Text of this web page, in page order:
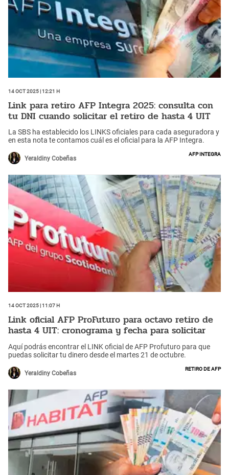
14 Oct 2025 | 12:21 h
Link para retiro AFP Integra 2025: consulta con
tu DNI cuando solicitar el retiro de hasta 4 UIT
La SBS ha establecido los LINKS oficiales para cada aseguradora y
en esta nota te contamos cuál es el oficial para la AFP Integra.
Yeraldiny Cobeñas
AFP Integra
14 Oct 2025 | 11:07 h
Link oficial AFP ProFuturo para octavo retiro de
hasta 4 UIT: cronograma y fecha para solicitar
Aquí podrás encontrar el LINK oficial de AFP Profuturo para que
puedas solicitar tu dinero desde el martes 21 de octubre.
Yeraldiny Cobeñas
Retiro de AFP